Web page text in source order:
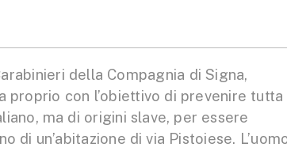
della Compagnia di Signa,
proprio con l’obiettivo di prevenire tutta
ma di origini slave, per essere
un’abitazione di via Pistoiese.